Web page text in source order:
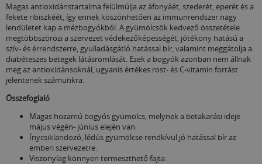
Magas antioxidánstartalma felülmúlja az áfonyáét, szederét, eperét és a
fekete ribiszkéét, így ennek köszönhetően az immunrendszer nagy
lendületet kap a mézbogyókból. A gyümölcsök kedvező összetétele
megtöbbszörözi a szervezet védekezőképességét, jótékony hatású a
szív- és érrendszerre, gyulladásgátló hatással bír, valamint meggátolja a
diabéteszes betegek látásromlását. Ezek a bogyók azonban nem állnak
meg az antioxidánsoknál, ugyanis értékes rost- és C-vitamin forrást
jelentenek számunkra.
Összefoglaló
Magas hozamú bogyós gyümölcs, melynek a betakarási ideje
május végén- június elején van.
Ínycsiklandozó, lédús gyümölcse rendkívül jó hatással bír az
emberi szervezetre.
Viszonylag könnyen termeszthető fajta.